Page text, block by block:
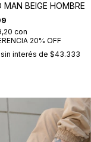
MAN BEIGE HOMBRE
con
20% OFF
interés de $43.333